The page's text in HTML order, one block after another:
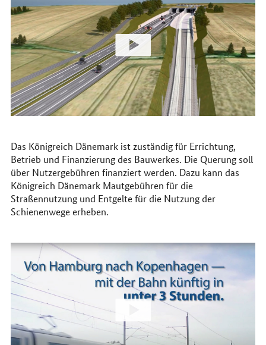
Das Königreich Dänemark ist zuständig für Errichtung,
Betrieb und Finanzierung des Bauwerkes. Die Querung soll
über Nutzergebühren finanziert werden. Dazu kann das
Königreich Dänemark Mautgebühren für die
Straßennutzung und Entgelte für die Nutzung der
Schienenwege erheben.